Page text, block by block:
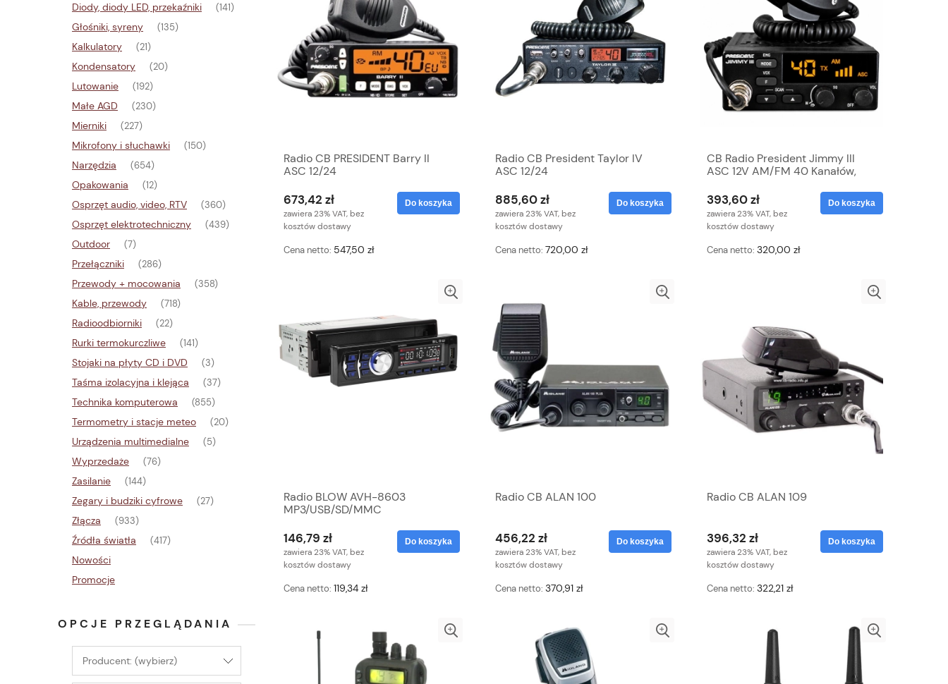
Diody, diody LED, przekaźniki (141)
Głośniki, syreny (135)
Kalkulatory (21)
Kondensatory (20)
Lutowanie (192)
Małe AGD (230)
Mierniki (227)
Mikrofony i słuchawki (150)
Narzędzia (654)
Opakowania (12)
Osprzęt audio, video, RTV (360)
Osprzęt elektrotechniczny (439)
Outdoor (7)
Przełączniki (286)
Przewody + mocowania (358)
Kable, przewody (718)
Radioodbiorniki (22)
Rurki termokurczliwe (141)
Stojaki na płyty CD i DVD (3)
Taśma izolacyjna i klejąca (37)
Technika komputerowa (855)
Termometry i stacje meteo (20)
Urządzenia multimedialne (5)
Wyprzedaże (76)
Zasilanie (144)
Zegary i budziki cyfrowe (27)
Złącza (933)
Źródła światła (417)
Nowości
Promocje
OPCJE PRZEGLĄDANIA
Producent: (wybierz)
Radio CB PRESIDENT Barry II
ASC 12/24
673,42 zł
zawiera 23% VAT, bez
kosztów dostawy
Cena netto: 547,50 zł
Do koszyka
Radio CB President Taylor IV
ASC 12/24
885,60 zł
zawiera 23% VAT, bez
kosztów dostawy
Cena netto: 720,00 zł
Do koszyka
CB Radio President Jimmy III
ASC 12V AM/FM 40 Kanałów,
393,60 zł
zawiera 23% VAT, bez
kosztów dostawy
Cena netto: 320,00 zł
Do koszyka
Radio BLOW AVH-8603
MP3/USB/SD/MMC
146,79 zł
zawiera 23% VAT, bez
kosztów dostawy
Cena netto: 119,34 zł
Do koszyka
Radio CB ALAN 100
456,22 zł
zawiera 23% VAT, bez
kosztów dostawy
Cena netto: 370,91 zł
Do koszyka
Radio CB ALAN 109
396,32 zł
zawiera 23% VAT, bez
kosztów dostawy
Cena netto: 322,21 zł
Do koszyka